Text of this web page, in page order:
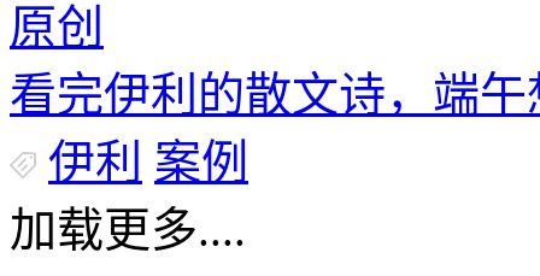
原创
看完伊利的散文诗，端午
伊利 案例
加载更多....